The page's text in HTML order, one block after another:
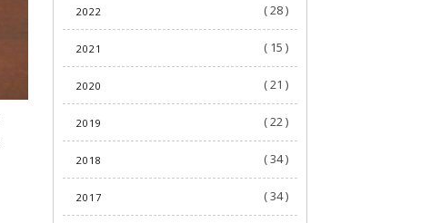
2022 ( 28 )
2021 ( 15 )
2020 ( 21 )
2019 ( 22 )
2018 ( 34 )
2017 ( 34 )